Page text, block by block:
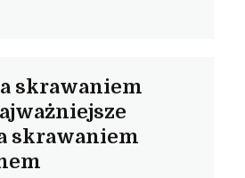
skrawaniem
skrawaniem